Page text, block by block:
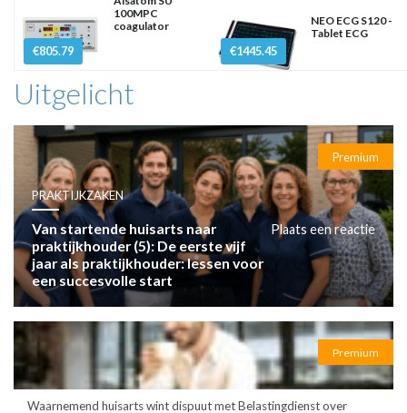
€805.79
100MPC
coagulator
€1445.45
NEO ECG S120 -
Tablet ECG
Uitgelicht
Premium
PRAKTIJKZAKEN
Van startende huisarts naar
praktijkhouder (5): De eerste vijf
jaar als praktijkhouder: lessen voor
een succesvolle start
Plaats een reactie
Premium
Waarnemend huisarts wint dispuut met Belastingdienst over